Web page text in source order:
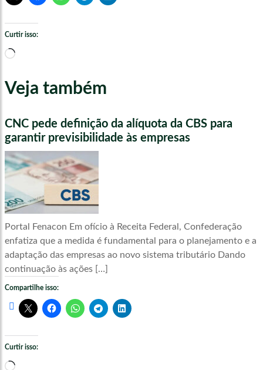
Curtir isso:
Carregando...
Veja também
CNC pede definição da alíquota da CBS para
garantir previsibilidade às empresas
Portal Fenacon Em ofício à Receita Federal, Confederação
enfatiza que a medida é fundamental para o planejamento e a
adaptação das empresas ao novo sistema tributário Dando
continuação às ações […]
Compartilhe isso:
Curtir isso:
Carregando...